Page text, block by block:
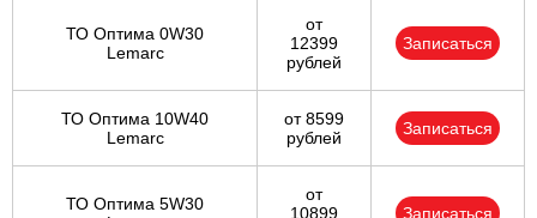
ТО Оптима 0W30
Lemarc
от
12399
рублей
Записаться
ТО Оптима 10W40
Lemarc
от 8599
рублей
Записаться
ТО Оптима 5W30
от
10899
Записаться